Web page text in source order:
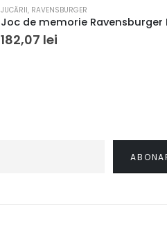
JUCĂRII, RAVENSBURGER
182,07 lei